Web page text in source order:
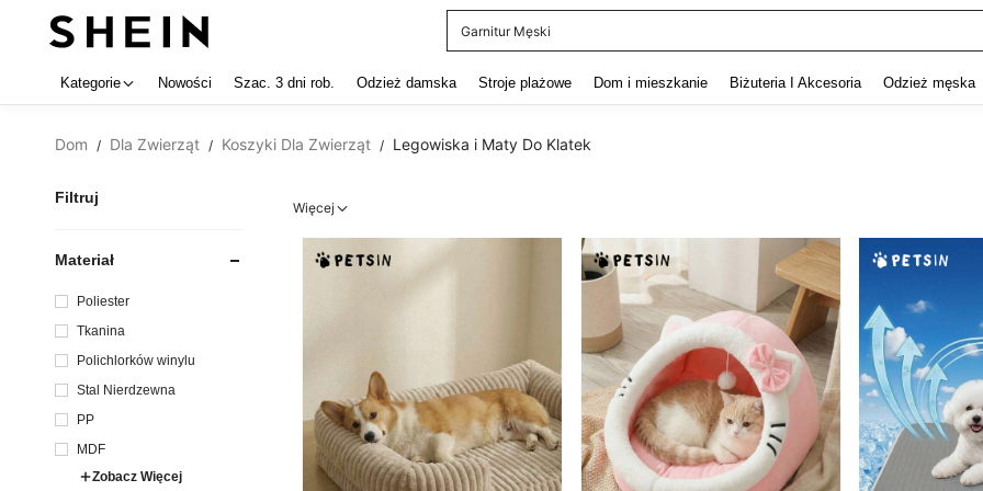
Garnitur Męski
Kategorie Nowości Szac. 3 dni rob. Odzież damska Stroje plażowe Dom i mieszkanie Biżuteria I Akcesoria Odzież męska
Dom / Dla Zwierząt / Koszyki Dla Zwierząt / Legowiska i Maty Do Klatek
Filtruj
Materiał
Poliester
Tkanina
Polichlorków winylu
Stal Nierdzewna
PP
MDF
Zobacz Więcej
Więcej